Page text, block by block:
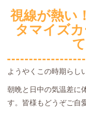
視線が熱い
タマイズ
ようやくこの時期らし
朝晩と日中の気温差に
す。皆様もどうぞご自